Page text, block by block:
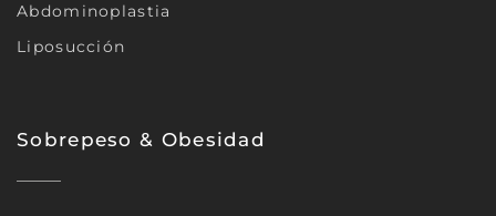
Abdominoplastia
Liposucción
Sobrepeso & Obesidad